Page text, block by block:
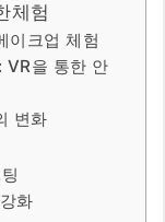
체험
이크업 체험
을 통한 안
변화
화